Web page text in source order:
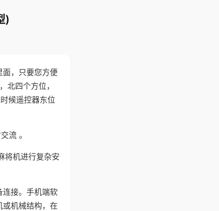
)
面，只要您方便
北四个方位，
候遥控器东位
流 。
将机进行复杂安
连接。手机端软
机械结构，在